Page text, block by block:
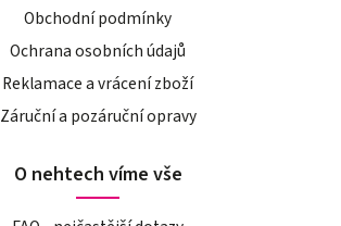
Obchodní podmínky
Ochrana osobních údajů
Reklamace a vrácení zboží
Záruční a pozáruční opravy
O nehtech víme vše